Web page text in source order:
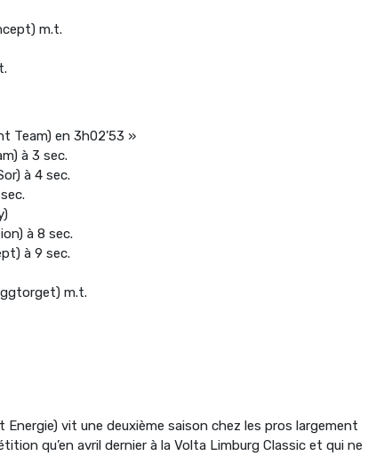
m.t.
Team) en 3h02’53 »
à 3 sec.
à 4 sec.
à 8 sec.
à 9 sec.
m.t.
Energie) vit une deuxième saison chez les pros largement
qu’en avril dernier à la Volta Limburg Classic et qui ne